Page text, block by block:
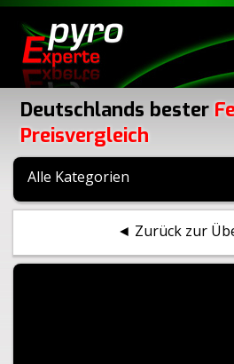
Deutschlands bester
Preisvergleich
Alle Kategorien
◄ Zurück zur